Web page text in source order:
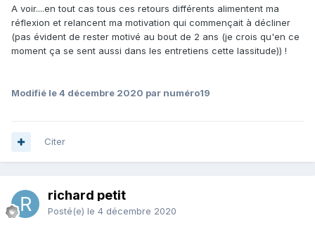
A voir....en tout cas tous ces retours différents alimentent ma
réflexion et relancent ma motivation qui commençait à décliner
(pas évident de rester motivé au bout de 2 ans (je crois qu'en ce
moment ça se sent aussi dans les entretiens cette lassitude)) !
Modifié le 4 décembre 2020 par numéro19
Citer
richard petit
Posté(e) le 4 décembre 2020